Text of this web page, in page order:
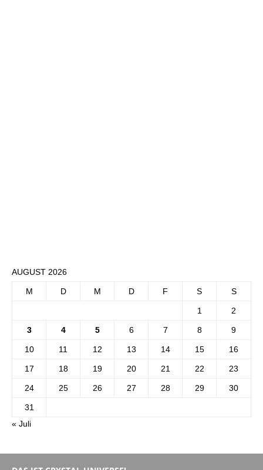
AUGUST 2026
M D M D F S S
1 2
3 4 5 6 7 8 9
10 11 12 13 14 15 16
17 18 19 20 21 22 23
24 25 26 27 28 29 30
31
« Juli